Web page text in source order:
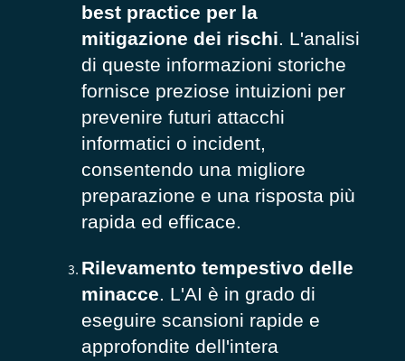
best practice per la
mitigazione dei rischi. L'analisi
di queste informazioni storiche
fornisce preziose intuizioni per
prevenire futuri attacchi
informatici o incident,
consentendo una migliore
preparazione e una risposta più
rapida ed efficace.
Rilevamento tempestivo delle
minacce. L'AI è in grado di
eseguire scansioni rapide e
approfondite dell'intera